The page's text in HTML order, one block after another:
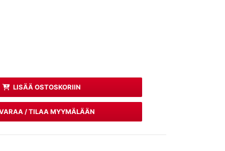
LISÄÄ OSTOSKORIIN
/ TILAA MYYMÄLÄÄN